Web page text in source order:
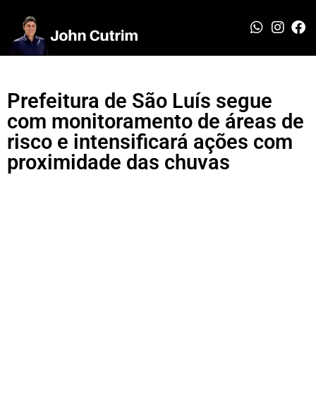
Prefeitura de São Luís segue
com monitoramento de áreas de
risco e intensificará ações com
proximidade das chuvas